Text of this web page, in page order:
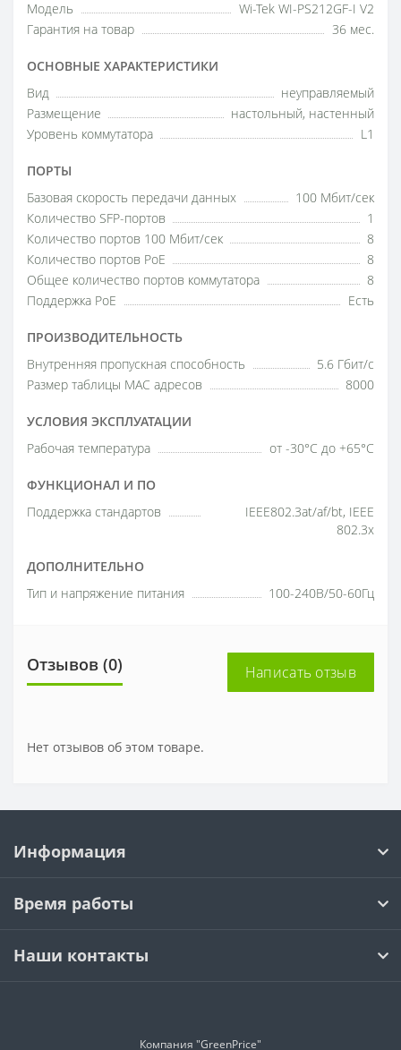
Модель
Wi-Tek WI-PS212GF-I V2
Гарантия на товар
36 мес.
ОСНОВНЫЕ ХАРАКТЕРИСТИКИ
Вид
неуправляемый
Размещение
настольный, настенный
Уровень коммутатора
L1
ПОРТЫ
Базовая скорость передачи данных
100 Мбит/сек
Количество SFP-портов
1
Количество портов 100 Мбит/сек
8
Количество портов PoE
8
Общее количество портов коммутатора
8
Поддержка PoE
Есть
ПРОИЗВОДИТЕЛЬНОСТЬ
Внутренняя пропускная способность
5.6 Гбит/с
Размер таблицы МАС адресов
8000
УСЛОВИЯ ЭКСПЛУАТАЦИИ
Рабочая температура от -30°C до +65°C
ФУНКЦИОНАЛ И ПО
Поддержка стандартов
IEEE802.3at/af/bt, IEEE
802.3x
ДОПОЛНИТЕЛЬНО
Тип и напряжение питания 100-240В/50-60Гц
Отзывов (0) Написать отзыв
Нет отзывов об этом товаре.
Информация
Время работы
Наши контакты
Компания "GreenPrice"